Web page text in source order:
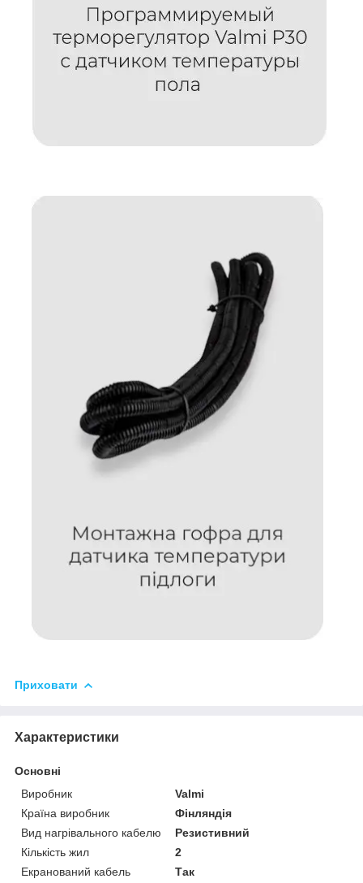
Приховати
Характеристики
Основні
Виробник
Valmi
Країна виробник
Фінляндія
Вид нагрівального кабелю
Резистивний
Кількість жил
2
Екранований кабель
Так